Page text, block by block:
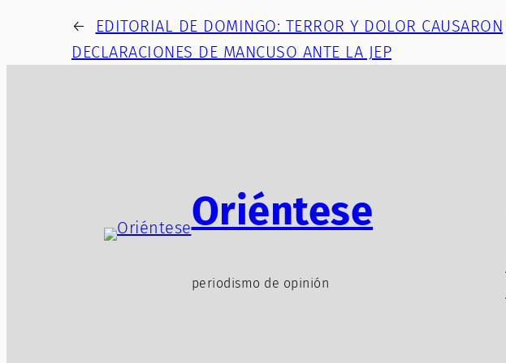
←
EDITORIAL DE DOMINGO: TERROR Y DOLOR CAUSARON
DECLARACIONES DE MANCUSO ANTE LA JEP
Oriéntese
periodismo de opinión